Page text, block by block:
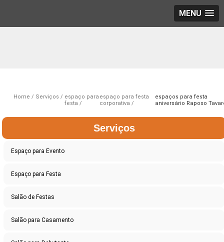
MENU
Home Serviços
espaço para
festa
espaço para festa
corporativa
espaços para festa
aniversário Raposo
Serviços
Espaço para Evento
Espaço para Festa
Salão de Festas
Salão para Casamento